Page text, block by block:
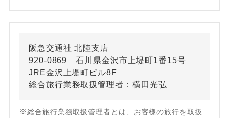
阪急交通社 北陸支店
920-0869 石川県金沢市上堤町1番15号
JRE金沢上堤町ビル8F
総合旅行業務取扱管理者：横田光弘
※総合旅行業務取扱管理者とは、お客様の旅行を取扱